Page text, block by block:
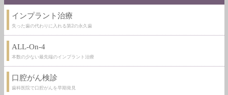
インプラント治療
失った歯の代わりに入れる第2の永久歯
ALL-On-4
本数の少ない最先端のインプラント治療
口腔がん検診
歯科医院で口腔がんを早期発見